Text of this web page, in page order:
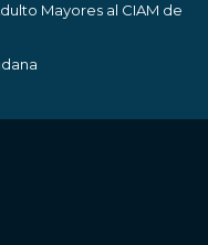
Mayores al CIAM de